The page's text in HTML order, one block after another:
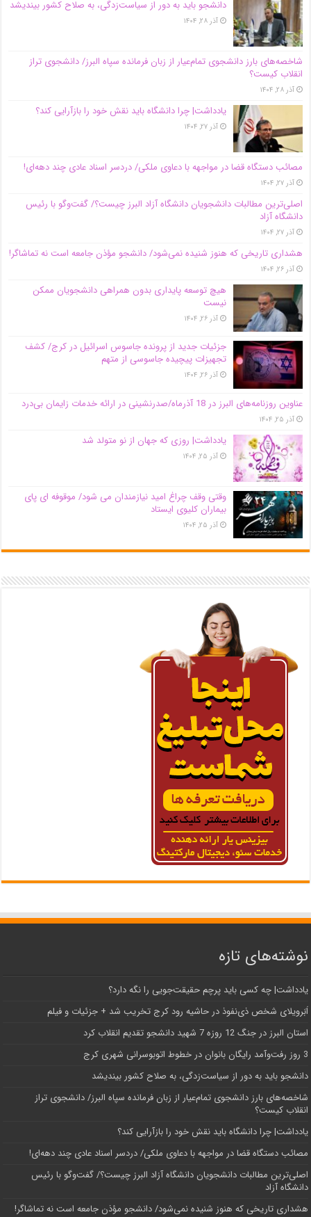
دانشجو باید به دور از سیاست‌زدگی، به صلاح کشور بیندیشد
آذر ۲۸, ۱۴۰۴
شاخصه‌های بارز دانشجوی تمام‌عیار از زبان فرمانده سپاه البرز/ دانشجوی تراز
انقلاب کیست؟
آذر ۲۸, ۱۴۰۴
یادداشت| چرا دانشگاه باید نقش خود را بازآرایی کند؟
آذر ۲۷, ۱۴۰۴
مصائب دستگاه قضا در مواجهه با دعاوی ملکی/ دردسر اسناد عادی چند‌ دهه‌ای!
آذر ۲۷, ۱۴۰۴
اصلی‌ترین مطالبات دانشجویان دانشگاه آزاد البرز چیست؟/ گفت‌وگو با رئیس
دانشگاه آز‌اد
آذر ۲۷, ۱۴۰۴
هشداری تاریخی که هنوز شنیده نمی‌شود/ دانشجو مؤذن جامعه است نه تماشاگر!
آذر ۲۶, ۱۴۰۴
هیچ توسعه پایداری بدون همراهی دانشجویان ممکن
نیست
آذر ۲۶, ۱۴۰۴
جزئیات جدید از پرونده جاسوس اسرائیل در کرج/‌ کشف
تجهیزات پیچیده جاسوسی از متهم
آذر ۲۶, ۱۴۰۴
عناوین روزنامه‌های البرز در ‌18 آذرماه/صدرنشینی در ارائه خدمات زایمان بی‌درد
آذر ۲۵, ۱۴۰۴
یادداشت| روزی که جهان از نو متولد شد
آذر ۲۵, ۱۴۰۴
وقتی وقف چراغ امید نیازمندان می شود/ موقوفه ای پای
بیماران کلیوی ایستاد
آذر ۲۵, ۱۴۰۴
نوشته‌های تازه
یادداشت| ‌چه کسی باید پرچم حقیقت‌جویی را نگه دارد؟
اَبَر‌ویلای شخص ذی‌نفوذ در حاشیه‌ رود کرج تخریب شد + جزئیات و فیلم
استان البرز در جنگ 12 روزه 7 شهید دانشجو تقدیم انقلاب کرد
3 روز رفت‌وآمد رایگان بانوان در خطوط اتوبوسرانی شهری کرج
دانشجو باید به دور از سیاست‌زدگی، به صلاح کشور بیندیشد
شاخصه‌های بارز دانشجوی تمام‌عیار از زبان فرمانده سپاه البرز/ دانشجوی تراز
انقلاب کیست؟
یادداشت| چرا دانشگاه باید نقش خود را بازآرایی کند؟
مصائب دستگاه قضا در مواجهه با دعاوی ملکی/ دردسر اسناد عادی چند‌ دهه‌ای!
اصلی‌ترین مطالبات دانشجویان دانشگاه آزاد البرز چیست؟/ گفت‌وگو با رئیس
دانشگاه آز‌اد
هشداری تاریخی که هنوز شنیده نمی‌شود/ دانشجو مؤذن جامعه است نه تماشاگر!